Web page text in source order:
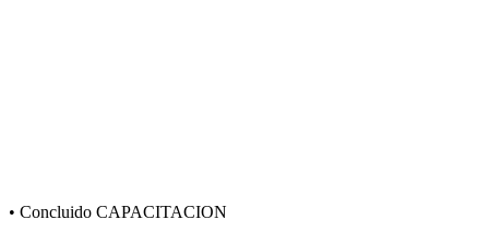
• Concluido CAPACITACION